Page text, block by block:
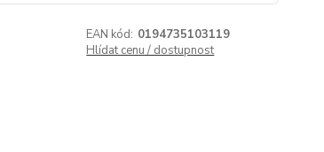
EAN kód: 0194735103119
Hlídat cenu / dostupnost